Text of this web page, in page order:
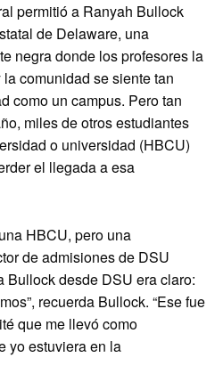
permitió a Ranyah Bullock
de Delaware, una
negra donde los profesores la
comunidad se siente tan
como un campus. Pero tan
miles de otros estudiantes
o universidad (HBCU)
el llegada a esa
HBCU, pero una
de admisiones de DSU
Bullock desde DSU era claro:
recuerda Bullock. “Ese fue
que me llevó como
yo estuviera en la